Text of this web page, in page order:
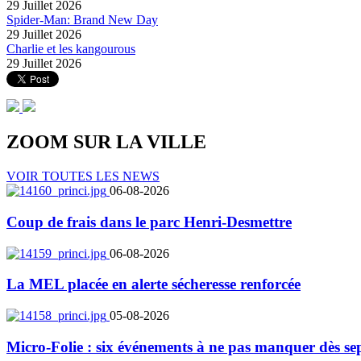
29 Juillet 2026
Spider-Man: Brand New Day
29 Juillet 2026
Charlie et les kangourous
29 Juillet 2026
ZOOM SUR LAVILLE
VOIR TOUTES LES NEWS
06-08-2026
Coup de frais dans le parc Henri-Desmettre
06-08-2026
La MEL placée en alerte sécheresse renforcée
05-08-2026
Micro-Folie : six événements à ne pas manquer dès